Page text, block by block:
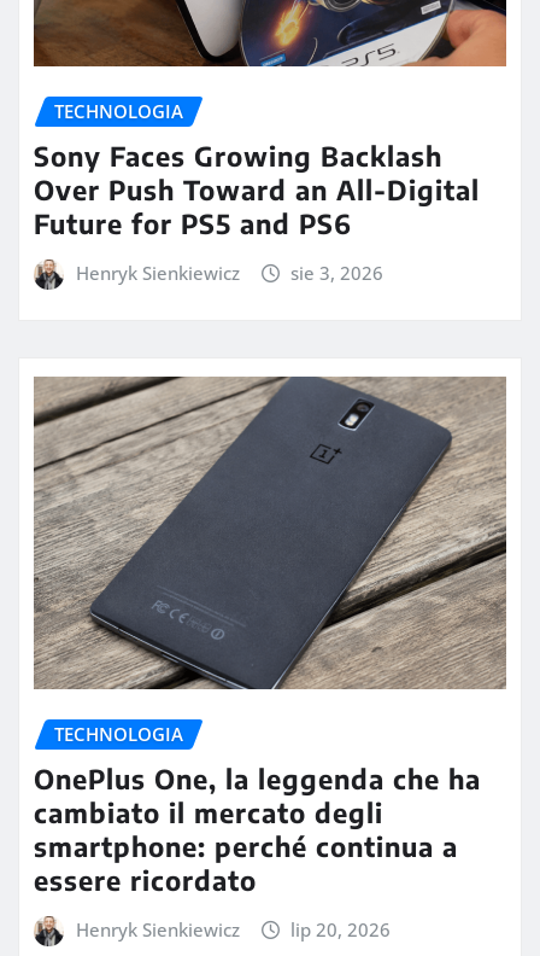
TECHNOLOGIA
Sony Faces Growing Backlash
Over Push Toward an All-Digital
Future for PS5 and PS6
Henryk Sienkiewicz sie 3, 2026
TECHNOLOGIA
OnePlus One, la leggenda che ha
cambiato il mercato degli
smartphone: perché continua a
essere ricordato
Henryk Sienkiewicz lip 20, 2026